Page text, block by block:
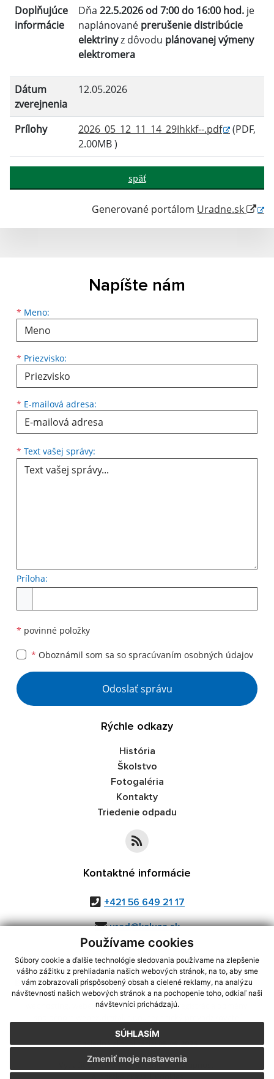
Používame cookies
Súbory cookie a ďalšie technológie sledovania používame na zlepšenie
vášho zážitku z prehliadania našich webových stránok, na to, aby sme
vám zobrazovali prispôsobený obsah a cielené reklamy, na analýzu
návštevnosti našich webových stránok a na pochopenie toho, odkiaľ naši
návštevníci prichádzajú.
SÚHLASÍM
Zmeniť moje nastavenia
Doplňujúce
informácie
Dňa 22.5.2026 od 7:00 do 16:00 hod. je
naplánované prerušenie distribúcie
elektrinyz dôvodu plánovanej výmeny
elektromera
Dátum
zverejnenia
12.05.2026
Prílohy 2026_05_12_11_14_29Ihkkf--.pdf
(PDF,
2.00MB )
späť
Generované portálom Uradne.sk
Napíšte nám
* Meno:
Meno
* Priezvisko:
Priezvisko
* E-mailová adresa:
E-mailová adresa
* Text vašej správy:
Príloha:
* povinné položky
* Oboznámil som sa so spracúvaním osobných údajov
Google reCaptcha Response
Odoslať správu
Rýchle odkazy
História
Školstvo
Fotogaléria
Kontakty
Triedenie odpadu
Kontaktné informácie
+421 56 649 21 17
urad@kaluza.sk
využite možnosť získavania aktuálnych informácií s využitím RSS
CMS systém (redakčný) systém ECHELON 2,Mapa stránok,web portál
webex.digital, s.r.o.,domény,registrácia domény
Posledná aktualizácia:05.08.2026
Vytlačiť stránku|Vyhlásenie o prístupnosti